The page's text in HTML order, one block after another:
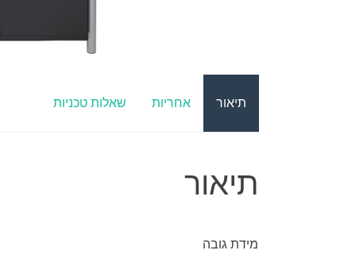
תיאור אחריות שאלות טכניות
תיאור
מידת גובה